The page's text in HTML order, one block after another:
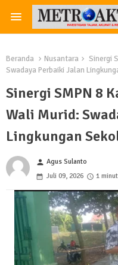
Beranda Nusantara
Sinergi
Swadaya Perbaiki Jalan
Sinergi SMPN 8
Wali Murid:
Lingkungan
person Agus Sulanto
Juli 09, 2026
1